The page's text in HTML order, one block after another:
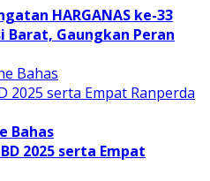
HARGANAS ke-33
Barat, Gaungkan Peran
Bahas
2025 serta Empat